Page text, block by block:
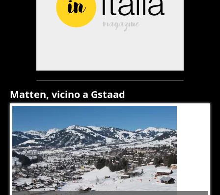
Matten, vicino a Gstaad